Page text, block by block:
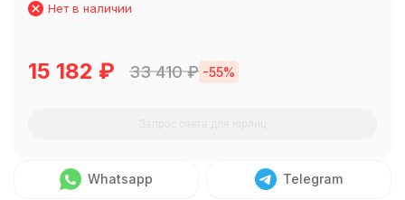
Нет в наличии
15 182 ₽ 33 410₽ -55%
Whatsapp Telegram